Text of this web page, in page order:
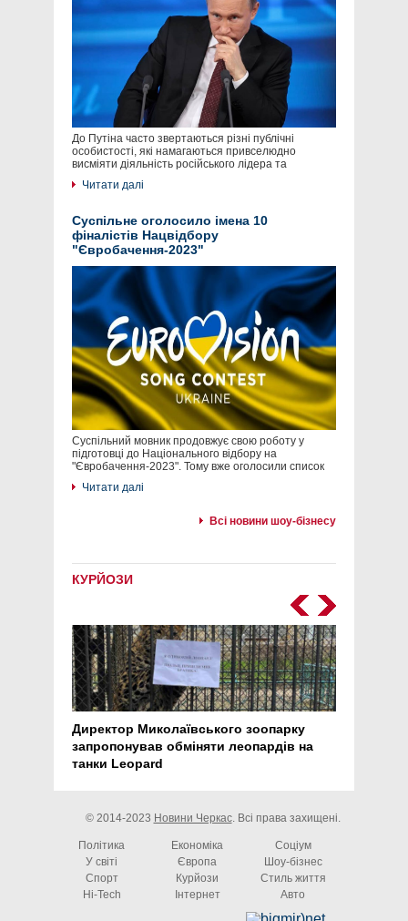
До Путіна часто звертаються різні публічні
особистості, які намагаються привселюдно
висміяти діяльність російського лідера та
Читати далі
Суспільне оголосило імена 10
фіналістів Нацвідбору
"Євробачення-2023"
Суспільний мовник продовжує свою роботу у
підготовці до Національного відбору на
"Євробачення-2023". Тому вже оголосили список
Читати далі
Всі новини шоу-бізнесу
КУРЙОЗИ
Директор Миколаївського зоопарку
запропонував обміняти леопардів на
танки Leopard
© 2014-2023 Новини Черкас. Всі права захищені.
Політика Економіка
Соціум
У світі
Європа
Шоу-бізнес
Спорт
Курйози
Стиль життя
Hi-Tech
Інтернет Авто